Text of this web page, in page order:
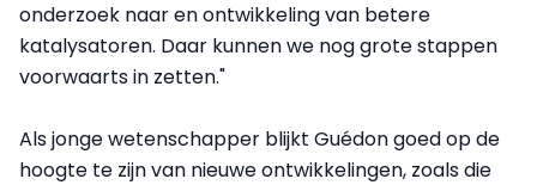
onderzoek naar en ontwikkeling van betere
katalysatoren. Daar kunnen we nog grote stappen
voorwaarts in zetten."
Als jonge wetenschapper blijkt Guédon goed op de
hoogte te zijn van nieuwe ontwikkelingen, zoals die